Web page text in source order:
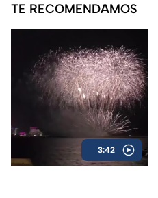
TE RECOMENDAMOS
3:42